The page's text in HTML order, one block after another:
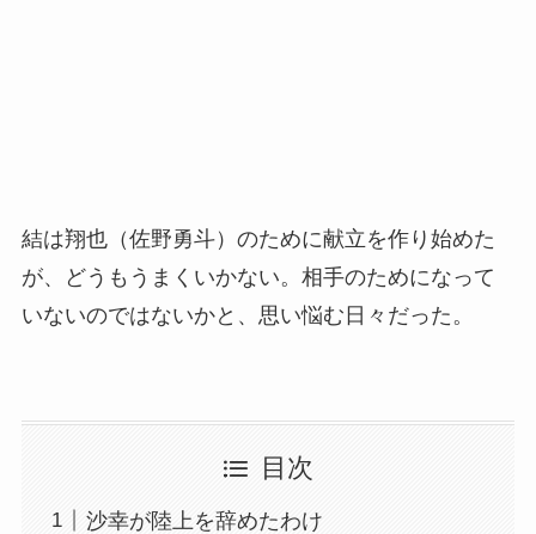
結は翔也（佐野勇斗）のために献立を作り始めた
が、どうもうまくいかない。相手のためになって
いないのではないかと、思い悩む日々だった。
目次
沙幸が陸上を辞めたわけ